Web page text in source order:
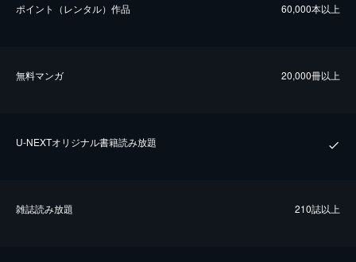
ポイント（レンタル）作品 60,000本以上
無料マンガ 20,000冊以上
U-NEXTオリジナル書籍読み放題
雑誌読み放題 210誌以上